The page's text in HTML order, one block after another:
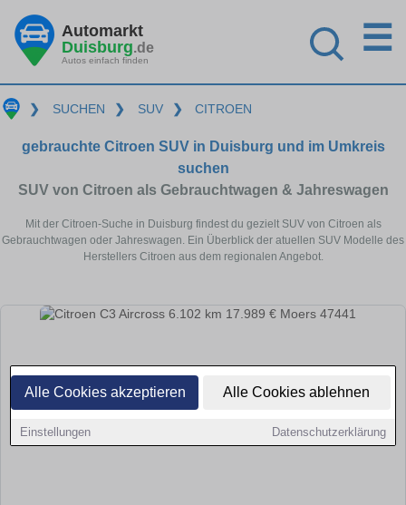
Alle Cookies akzeptieren Alle Cookies ablehnen
Einstellungen Datenschutzerklärung
Automarkt
Duisburg.de
Autos einfach finden
☰
❯ SUCHEN ❯ SUV ❯ CITROEN
gebrauchte Citroen SUV in Duisburg und im Umkreis
suchen
SUV von Citroen als Gebrauchtwagen & Jahreswagen
Mit der Citroen-Suche in Duisburg findest du gezielt SUV von Citroen als
Gebrauchtwagen oder Jahreswagen. Ein Überblick der atuellen SUV Modelle des
Herstellers Citroen aus dem regionalen Angebot.